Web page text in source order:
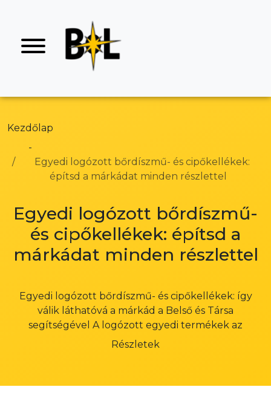
Kezdőlap
Egyedi logózott bőrdíszmű- és cipőkellékek:
építsd a márkádat minden részlettel
Egyedi logózott bőrdíszmű-
és cipőkellékek: építsd a
márkádat minden részlettel
Egyedi logózott bőrdíszmű- és cipőkellékek: így
válik láthatóvá a márkád a Belső és Társa
segítségével A logózott egyedi termékek az
Részletek